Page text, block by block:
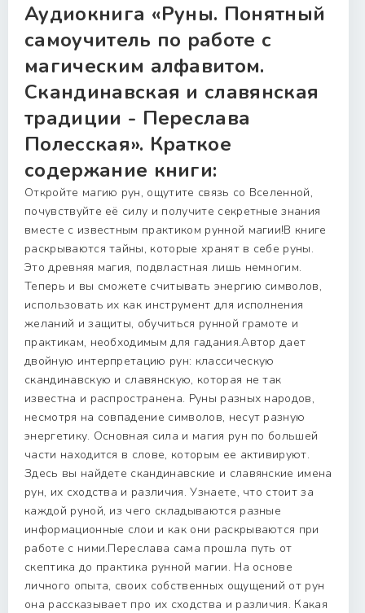
Аудиокнига «Руны. Понятный
самоучитель по работе с
магическим алфавитом.
Скандинавская и славянская
традиции - Переслава
Полесская». Краткое
содержание книги:
Откройте магию рун, ощутите связь со Вселенной,
почувствуйте её силу и получите секретные знания
вместе с известным практиком рунной магии!В книге
раскрываются тайны, которые хранят в себе руны.
Это древняя магия, подвластная лишь немногим.
Теперь и вы сможете считывать энергию символов,
использовать их как инструмент для исполнения
желаний и защиты, обучиться рунной грамоте и
практикам, необходимым для гадания.Автор дает
двойную интерпретацию рун: классическую
скандинавскую и славянскую, которая не так
известна и распространена. Руны разных народов,
несмотря на совпадение символов, несут разную
энергетику. Основная сила и магия рун по большей
части находится в слове, которым ее активируют.
Здесь вы найдете скандинавские и славянские имена
рун, их сходства и различия. Узнаете, что стоит за
каждой руной, из чего складываются разные
информационные слои и как они раскрываются при
работе с ними.Переслава сама прошла путь от
скептика до практика рунной магии. На основе
личного опыта, своих собственных ощущений от рун
она рассказывает про их сходства и различия. Какая